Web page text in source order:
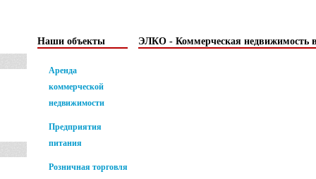
Наши объекты
Аренда
коммерческой
недвижимости
Предприятия
питания
Розничная торговля
ЭЛКО - Коммерческая недвижимость